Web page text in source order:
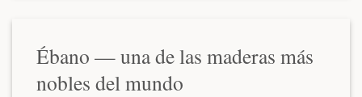
Ébano — una de las maderas más
nobles del mundo